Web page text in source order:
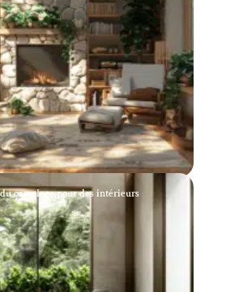
carrelage pour des intérieurs